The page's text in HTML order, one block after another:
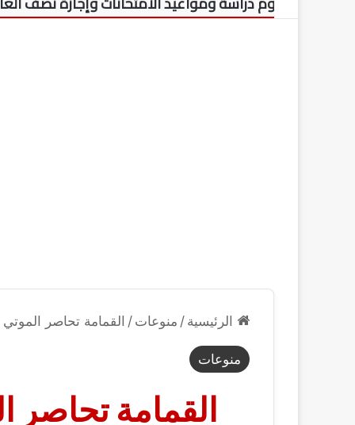
الرئيسية / منوعات / القمامة تحاصر الموتي
منوعات
القمامة تحاصر